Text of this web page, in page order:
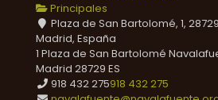
Principales
Plaza de San Bartolomé, 1,
Madrid, España
1 Plaza de San Bartolomé
Madrid 28729 ES
918 432 275918 432 275